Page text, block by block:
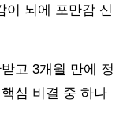
이 뇌에 포만감 신
고 3개월 만에 정
심 비결 중 하나